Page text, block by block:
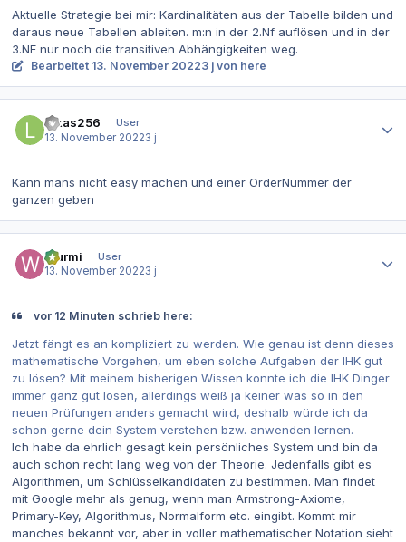
Aktuelle Strategie bei mir: Kardinalitäten aus der Tabelle bilden und
daraus neue Tabellen ableiten. m:n in der 2.Nf auflösen und in der
3.NF nur noch die transitiven Abhängigkeiten weg.
Bearbeitet 13. November 20223 j von here
lukas256
User
13. November 20223 j
Kann mans nicht easy machen und einer OrderNummer der
ganzen geben
Wurmi
User
13. November 20223 j
vor 12 Minuten schrieb here:
Jetzt fängt es an kompliziert zu werden. Wie genau ist denn dieses
mathematische Vorgehen, um eben solche Aufgaben der IHK gut
zu lösen? Mit meinem bisherigen Wissen konnte ich die IHK Dinger
immer ganz gut lösen, allerdings weiß ja keiner was so in den
neuen Prüfungen anders gemacht wird, deshalb würde ich da
schon gerne dein System verstehen bzw. anwenden lernen.
Ich habe da ehrlich gesagt kein persönliches System und bin da
auch schon recht lang weg von der Theorie. Jedenfalls gibt es
Algorithmen, um Schlüsselkandidaten zu bestimmen. Man findet
mit Google mehr als genug, wenn man Armstrong-Axiome,
Primary-Key, Algorithmus, Normalform etc. eingibt. Kommt mir
manches bekannt vor, aber in voller mathematischer Notation sieht